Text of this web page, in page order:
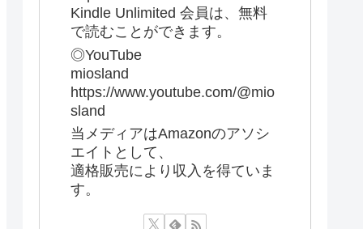
Kindle Unlimited 会員は、無料
で読むことができます。
◎YouTube
miosland
https://www.youtube.com/@mio
sland
当メディアはAmazonのアソシ
エイトとして、
適格販売により収入を得ていま
す。